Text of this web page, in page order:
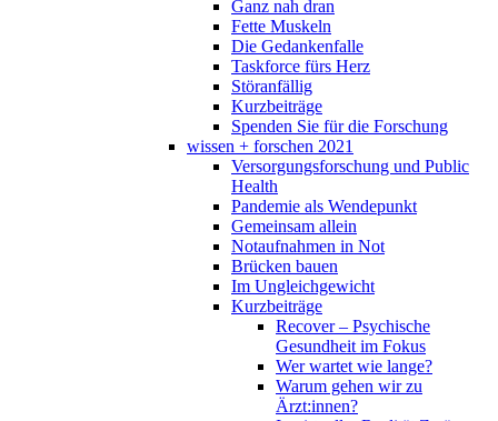
Ganz nah dran
Fette Muskeln
Die Gedankenfalle
Taskforce fürs Herz
Störanfällig
Kurzbeiträge
Spenden Sie für die Forschung
wissen + forschen 2021
Versorgungsforschung und Public
Health
Pandemie als Wendepunkt
Gemeinsam allein
Notaufnahmen in Not
Brücken bauen
Im Ungleichgewicht
Kurzbeiträge
Recover – Psychische
Gesundheit im Fokus
Wer wartet wie lange?
Warum gehen wir zu
Ärzt:innen?